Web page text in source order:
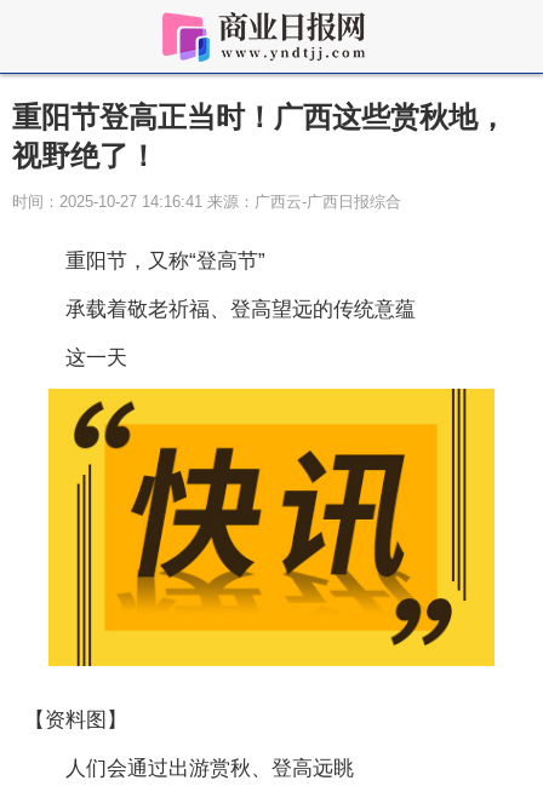
重阳节登高正当时！广西这些赏秋地，
视野绝了！
时间：2025-10-27 14:16:41 来源：广西云-广西日报综合
重阳节，又称“登高节”
承载着敬老祈福、登高望远的传统意蕴
这一天
【资料图】
人们会通过出游赏秋、登高远眺